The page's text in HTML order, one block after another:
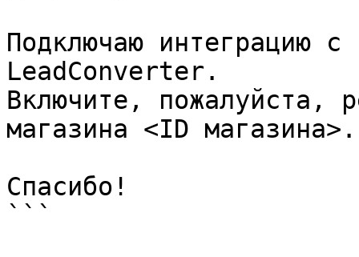
Подключаю интеграцию с
LeadConverter.
Включите, пожалуйста,
магазина <ID магазина>.
Спасибо!
```